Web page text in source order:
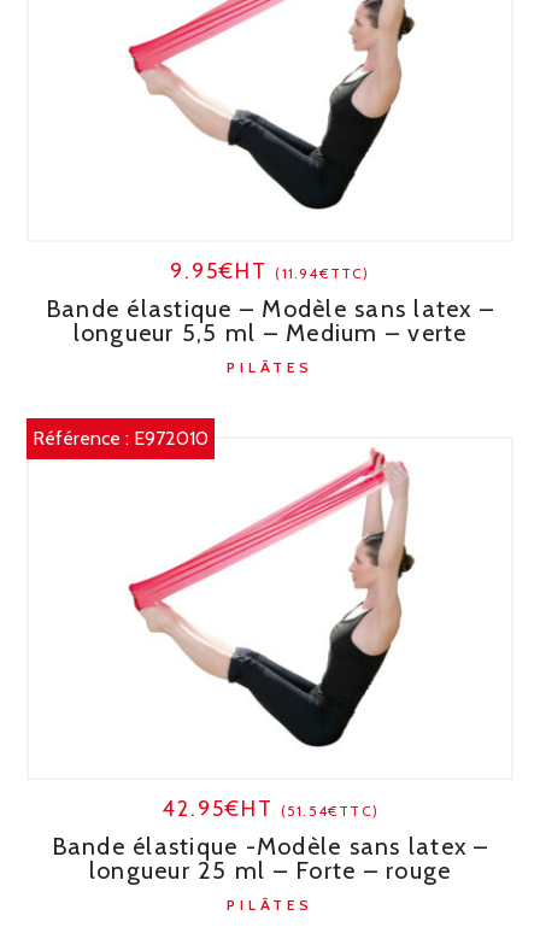
9.95€HT(11.94€TTC)
Bande élastique – Modèle sans latex –
longueur 5,5 ml – Medium – verte
PILÂTES
Référence : E972010
42.95€HT (51.54€TTC)
Bande élastique -Modèle sans latex –
longueur 25 ml – Forte – rouge
PILÂTES